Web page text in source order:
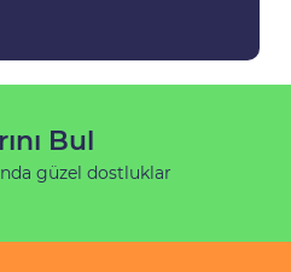
Bul
güzel dostluklar